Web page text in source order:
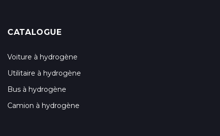
CATALOGUE
Voiture à hydrogène
Utilitaire à hydrogène
Bus à hydrogène
Camion à hydrogène